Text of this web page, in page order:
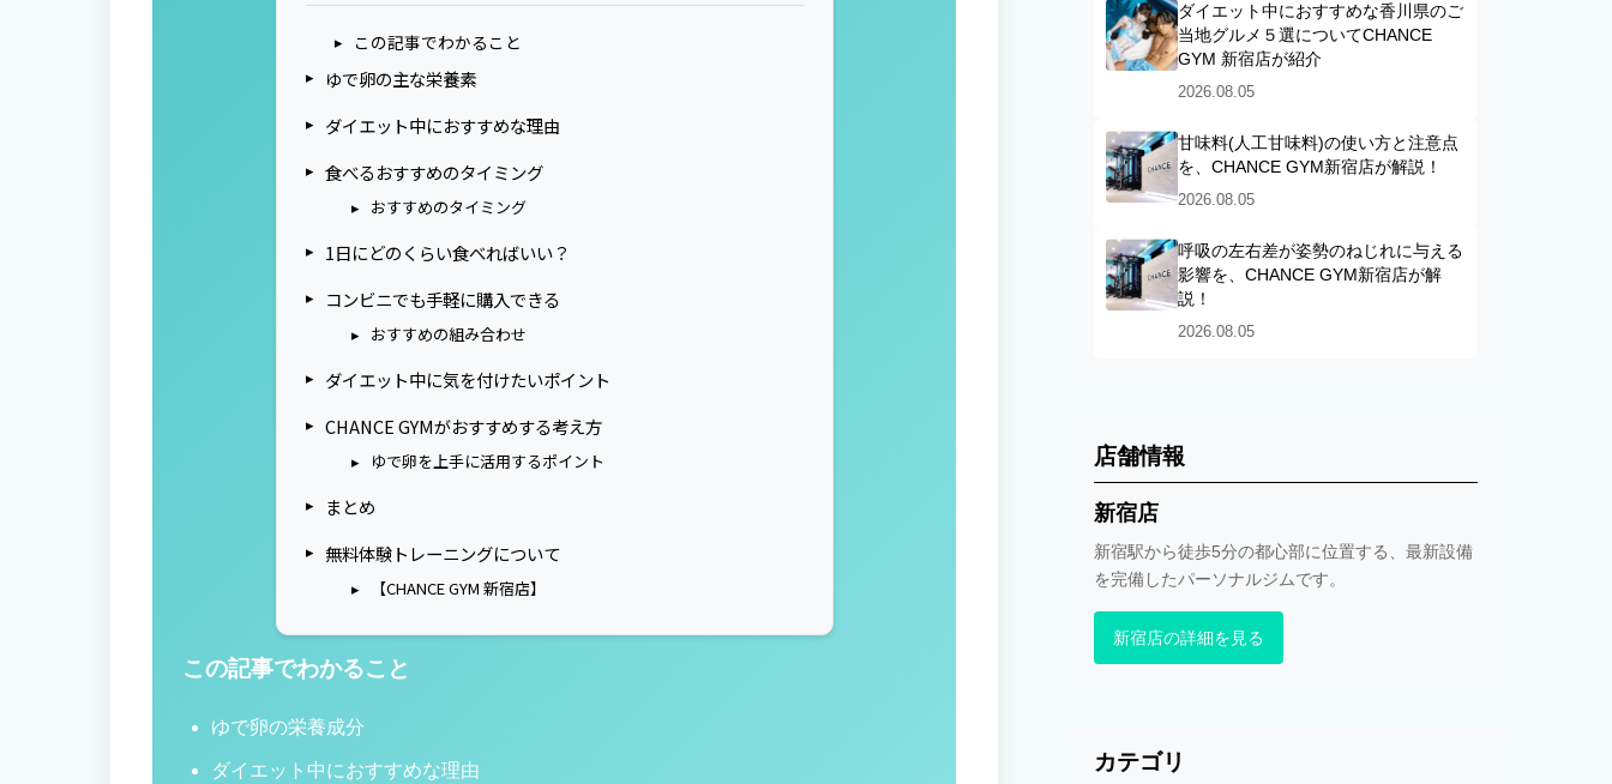
この記事でわかること
ゆで卵の主な栄養素
ダイエット中におすすめな理由
食べるおすすめのタイミング
おすすめのタイミング
1日にどのくらい食べればいい？
コンビニでも手軽に購入できる
おすすめの組み合わせ
ダイエット中に気を付けたいポイント
CHANCE GYMがおすすめする考え方
ゆで卵を上手に活用するポイント
まとめ
無料体験トレーニングについて
【CHANCE GYM 新宿店】
この記事でわかること
ゆで卵の栄養成分
ダイエット中におすすめな理由
ダイエット中におすすめな香川県のご
当地グルメ５選についてCHANCE
GYM 新宿店が紹介
2026.08.05
甘味料(人工甘味料)の使い方と注意点
を、CHANCE GYM新宿店が解説！
2026.08.05
呼吸の左右差が姿勢のねじれに与える
影響を、CHANCE GYM新宿店が解
説！
2026.08.05
店舗情報
新宿店
新宿駅から徒歩5分の都心部に位置する、最新設備
を完備したパーソナルジムです。
新宿店の詳細を見る
カテゴリ